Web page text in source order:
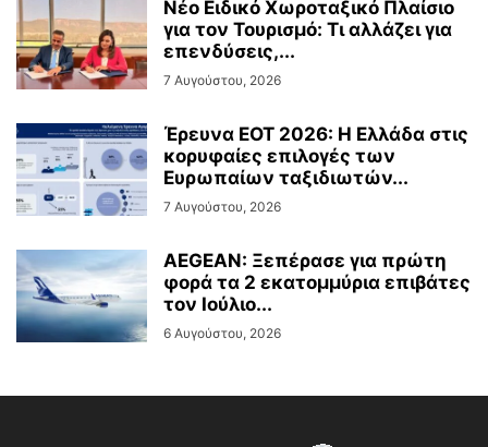
Νέο Ειδικό Χωροταξικό Πλαίσιο
για τον Τουρισμό: Τι αλλάζει για
επενδύσεις,...
7 Αυγούστου, 2026
Έρευνα ΕΟΤ 2026: Η Ελλάδα στις
κορυφαίες επιλογές των
Ευρωπαίων ταξιδιωτών...
7 Αυγούστου, 2026
AEGEAN: Ξεπέρασε για πρώτη
φορά τα 2 εκατομμύρια επιβάτες
τον Ιούλιο...
6 Αυγούστου, 2026